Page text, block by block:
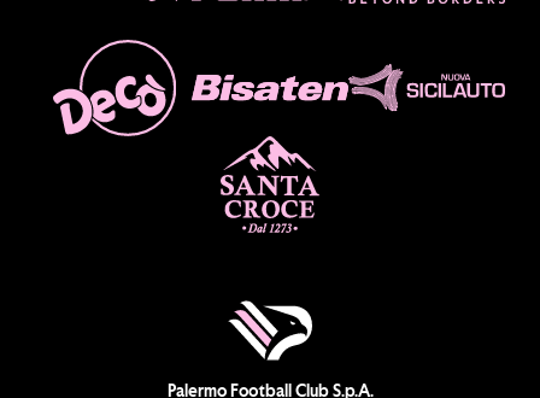
Palermo Football Club S.p.A.